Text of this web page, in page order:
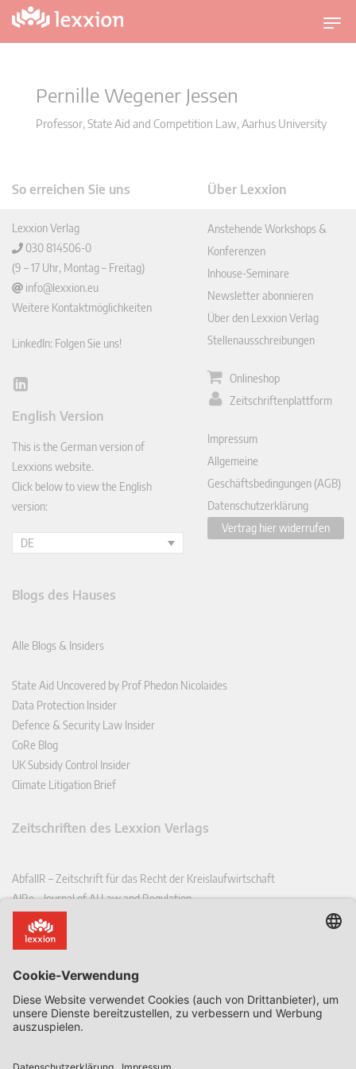
U
m
Pernille Wegener Jessen
Professor, State Aid and Competition Law, Aarhus University
So erreichen Sie uns
Lexxion Verlag
030 814506-0
(9 – 17 Uhr, Montag – Freitag)
info@lexxion.eu
Weitere Kontaktmöglichkeiten
LinkedIn: Folgen Sie uns!
Lin
In
English Version
This is the German version of
Lexxions website.
Click below to view the English
version:
DE
Über Lexxion
Anstehende Workshops &
Konferenzen
Inhouse-Seminare
Newsletter abonnieren
Über den Lexxion Verlag
Stellenausschreibungen
Onlineshop
Zeitschriftenplattform
Impressum
Allgemeine
Geschäftsbedingungen (AGB)
Datenschutzerklärung
Vertrag hier widerrufen
Blogs des Hauses
Alle Blogs & Insiders
State Aid Uncovered by Prof Phedon Nicolaides
Data Protection Insider
Defence & Security Law Insider
CoRe Blog
UK Subsidy Control Insider
Climate Litigation Brief
Zeitschriften des Lexxion Verlags
AbfallR – Zeitschrift für das Recht der Kreislaufwirtschaft
AIRe – Journal of AI Law and Regulation
CCLR – Carbon & Climate Law Review
CoRe – European Competition and Regulatory Law Review
EDSeQ – European Defence & Security Law & Policy Quarterly
EFFL – European Food and Feed Law Review
EHPL – European Health & Pharmaceutical Law Review
EPPPL – European Procurement & Public Private Partnership Law